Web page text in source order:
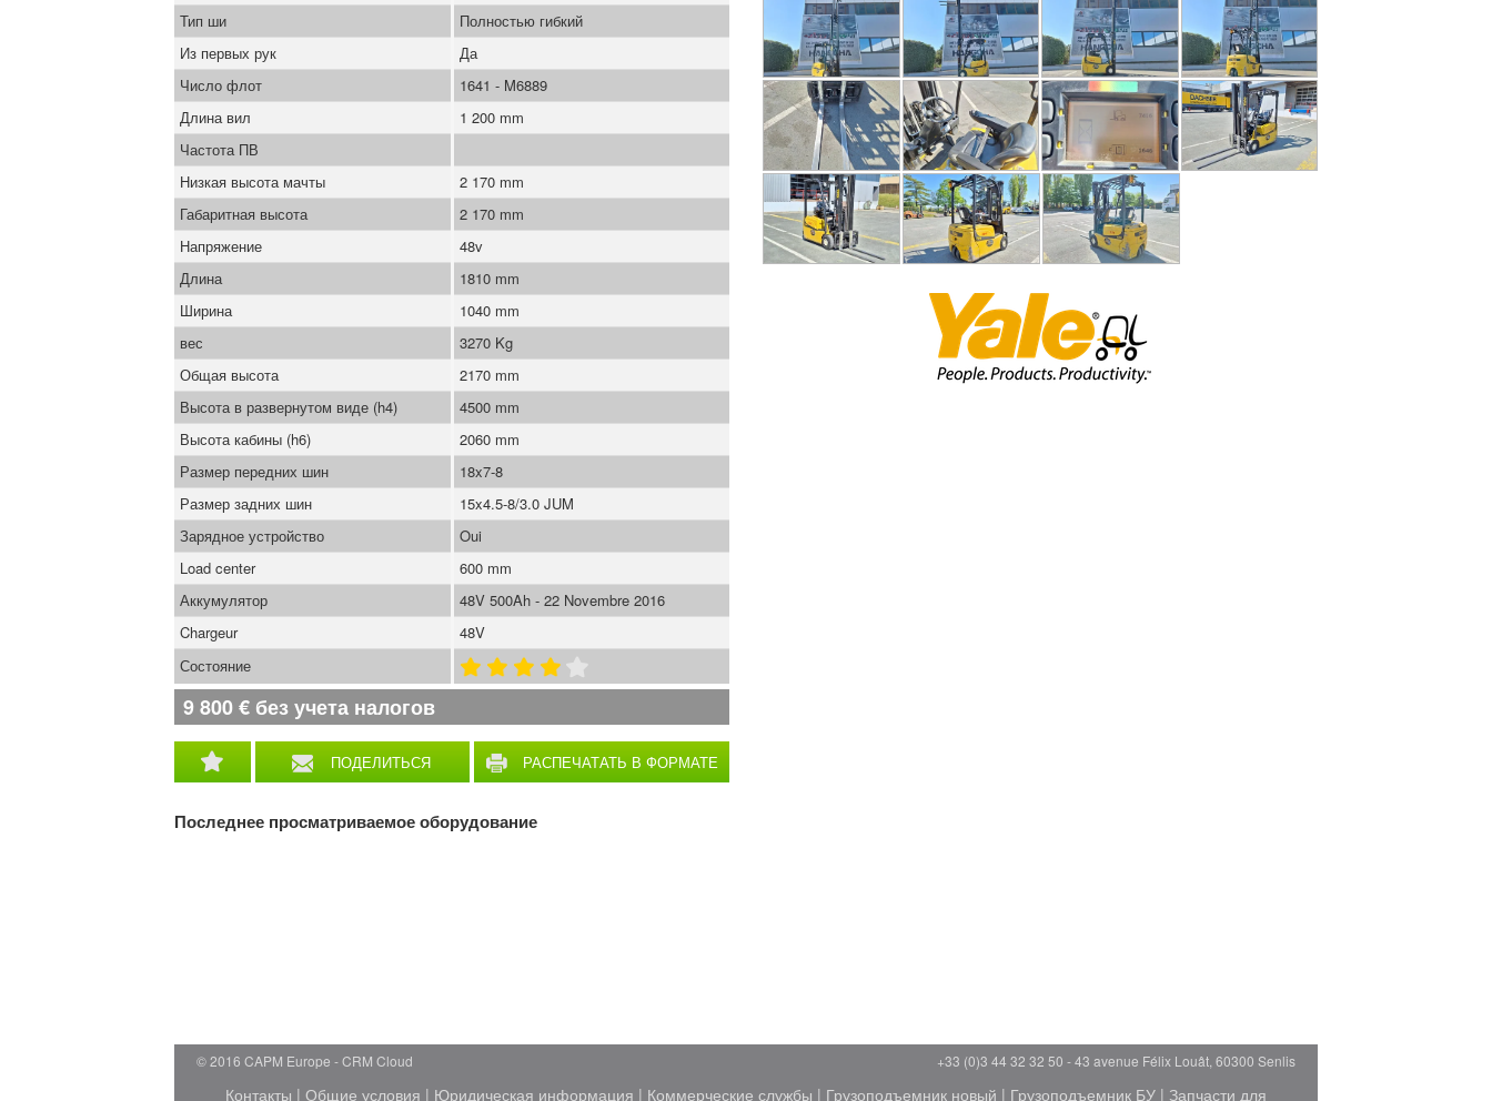
ПОДЕЛИТЬСЯ
РАСПЕЧАТАТЬ В ФОРМАТЕ
Тип ши
Полностью гибкий
Из первых рук
Да
Число флот
1641 - M6889
Длина вил
1 200 mm
Частота ПВ
Низкая высота мачты
2 170 mm
Габаритная высота
2 170 mm
Напряжение
48v
Длина
1810 mm
Ширина
1040 mm
вес
3270 Kg
Общая высота
2170 mm
Высота в развернутом виде (h4)
4500 mm
Высота кабины (h6)
2060 mm
Размер передних шин
18x7-8
Размер задних шин
15x4.5-8/3.0 JUM
Зарядное устройство
Oui
Load center
600 mm
Аккумулятор
48V 500Ah - 22 Novembre 2016
Chargeur
48V
Состояние
9 800€ без учета налогов
Последнее просматриваемое оборудование
© 2016 CAPM Europe CRM Cloud +33 (0)3 44 32 32 50 - 43 avenue Félix Louât, 60300 Senlis
Контакты | Общие условия | Юридическая информация | Коммерческие службы | Грузоподъемник новый | Грузоподъемник БУ | Запчасти для